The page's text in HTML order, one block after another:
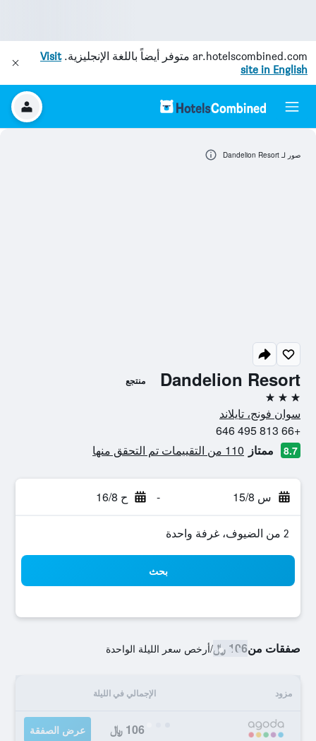
ar.hotelscombined.com متوفر أيضاً باللغة الإنجليزية.Visit
site in English
Dandelion Resort منتجع
3 نجوم
سوان فونج، تايلاند
+66 813 495 646
8.7 ممتاز 110 من التقييمات تم التحقق منها
س 15/8 - ح 16/8
2 من الضيوف، غرفة واحدة
بحث
صفقات من106 ﷼ /أرخص سعر الليلة الواحدة
مزود الإجمالي في الليلة
106 ﷼ عرض الصفقة
صور لـ Dandelion Resort